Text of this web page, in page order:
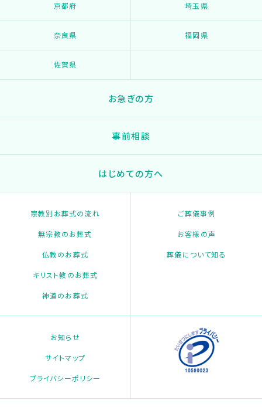
京都府 埼玉県
奈良県 福岡県
佐賀県
お急ぎの方
事前相談
はじめての方へ
宗教別お葬式の流れ
無宗教のお葬式
仏教のお葬式
キリスト教のお葬式
神道のお葬式
ご葬儀事例
お客様の声
葬儀について知る
お知らせ
サイトマップ
プライバシーポリシー